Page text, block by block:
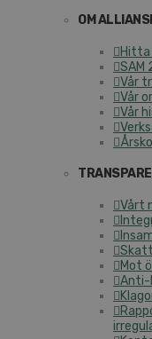
OM
Hitta
SAM
Vår
Vår
Vår
Vårt
Mot
Anti-